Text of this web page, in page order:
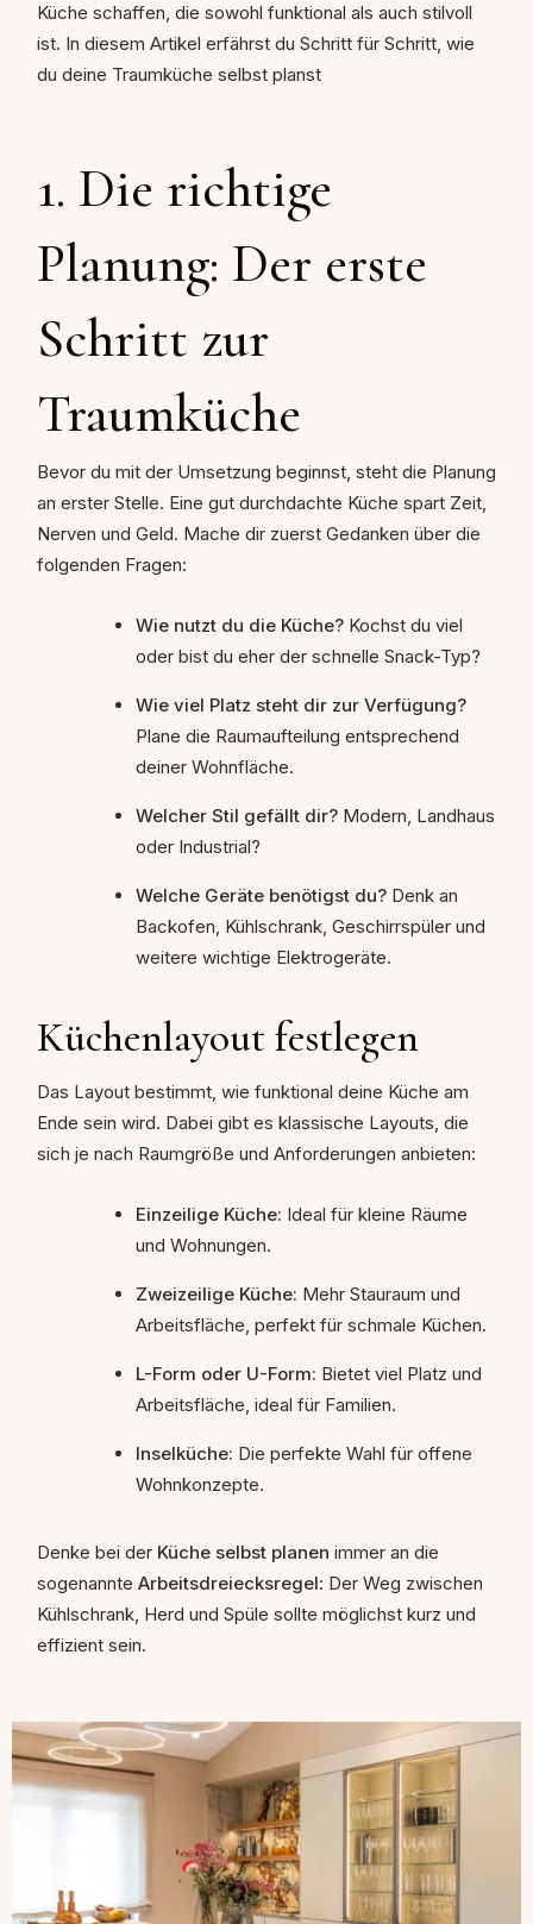
Küche schaffen, die sowohl funktional als auch stilvoll
ist. In diesem Artikel erfährst du Schritt für Schritt, wie
du deine Traumküche selbst planst
1. Die richtige
Planung: Der erste
Schritt zur
Traumküche
Bevor du mit der Umsetzung beginnst, steht die Planung
an erster Stelle. Eine gut durchdachte Küche spart Zeit,
Nerven und Geld. Mache dir zuerst Gedanken über die
folgenden Fragen:
Wie nutzt du die Küche?Kochst du viel
oder bist du eher der schnelle Snack-Typ?
Wie viel Platz steht dir zur Verfügung?
Plane die Raumaufteilung entsprechend
deiner Wohnfläche.
Welcher Stil gefällt dir?Modern, Landhaus
oder Industrial?
Welche Geräte benötigst du?Denk an
Backofen, Kühlschrank, Geschirrspüler und
weitere wichtige Elektrogeräte.
Küchenlayout festlegen
Das Layout bestimmt, wie funktional deine Küche am
Ende sein wird. Dabei gibt es klassische Layouts, die
sich je nach Raumgröße und Anforderungen anbieten:
Einzeilige Küche: Ideal für kleine Räume
und Wohnungen.
Zweizeilige Küche: Mehr Stauraum und
Arbeitsfläche, perfekt für schmale Küchen.
L-Form oder U-Form: Bietet viel Platz und
Arbeitsfläche, ideal für Familien.
Inselküche: Die perfekte Wahl für offene
Wohnkonzepte.
Denke bei der Küche selbst planen immer an die
sogenannte Arbeitsdreiecksregel: Der Weg zwischen
Kühlschrank, Herd und Spüle sollte möglichst kurz und
effizient sein.